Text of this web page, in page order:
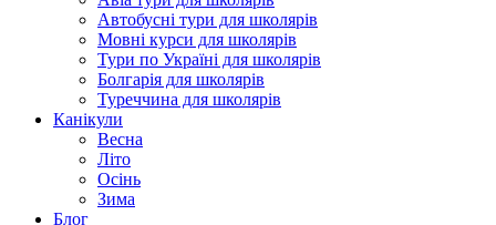
Автобусні тури для школярів
Мовні курси для школярів
Тури по Україні для школярів
Болгарія для школярів
Туреччина для школярів
Канікули
Весна
Літо
Осінь
Зима
Блог